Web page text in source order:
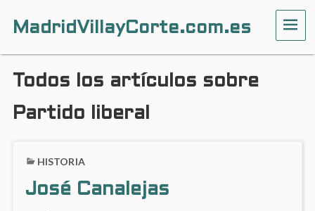
MadridVillayCorte.com.es
Todos los artículos sobre
Partido liberal
HISTORIA
José Canalejas